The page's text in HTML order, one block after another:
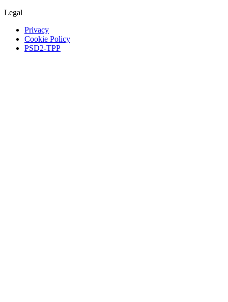
Legal
Privacy
Cookie Policy
PSD2-TPP